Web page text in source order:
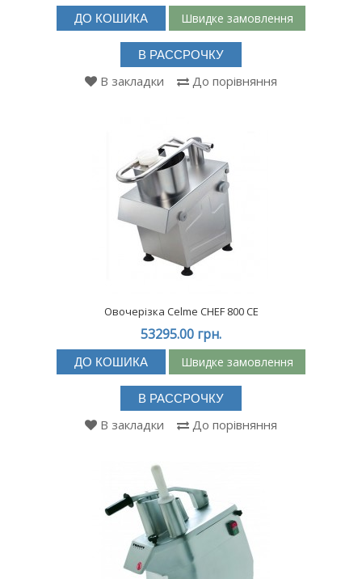
ДО КОШИКА Швидке замовлення
В РАССРОЧКУ
В закладки До порівняння
Овочерізка Celme CHEF 800 CE
53295.00 грн.
ДО КОШИКА Швидке замовлення
В РАССРОЧКУ
В закладки До порівняння